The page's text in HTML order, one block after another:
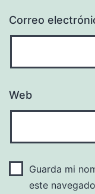
Correo
Web
Guarda mi
este